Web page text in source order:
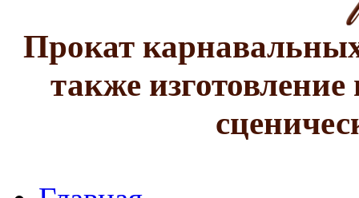
Прокат
также